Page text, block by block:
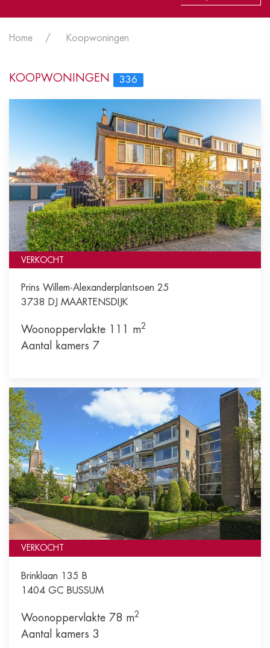
Home Koopwoningen
KOOPWONINGEN 336
VERKOCHT
Prins Willem-Alexanderplantsoen 25
3738 DJ
MAARTENSDIJK
Woonoppervlakte 111 m2
Aantal kamers 7
VERKOCHT
Brinklaan 135 B
1404 GC BUSSUM
Woonoppervlakte 78 m2
Aantal kamers 3